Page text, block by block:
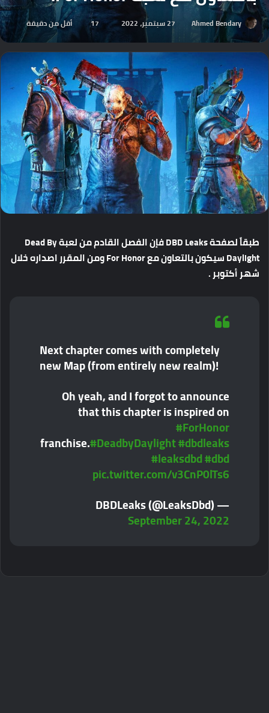
Ahmed Bendary 27 سبتمبر، 2022 17 أقل من دقيقة
طبقاًلصفحة فإنالفصلالقادممنلعبةDead By
Daylightسيكونبالتعاونمع ومنالمقرراصدارهخلال
شهرأكتوبر.
Next chapter comes with completely
new Map (from entirely new realm)!
Oh yeah, and I forgot to announce
that this chapter is inspired on
#ForHonor
franchise.#DeadbyDaylight#dbdleaks
#leaksdbd#dbd
pic.twitter.com/v3CnP0lTs6
— DBDLeaks (@LeaksDbd)
September 24, 2022